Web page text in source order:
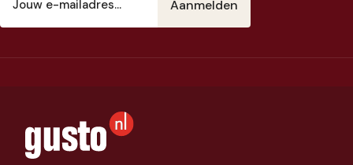
mailadres